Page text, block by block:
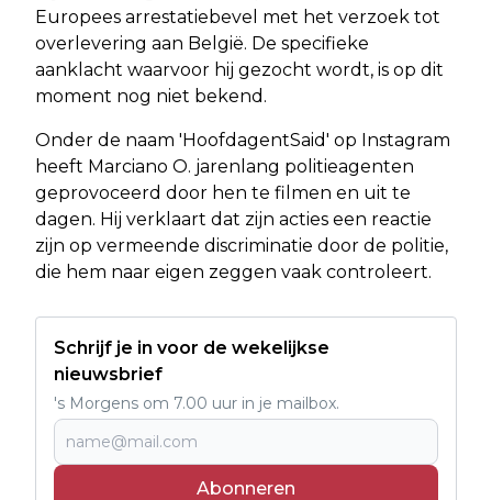
Europees arrestatiebevel met het verzoek tot
overlevering aan België. De specifieke
aanklacht waarvoor hij gezocht wordt, is op dit
moment nog niet bekend.
Onder de naam 'HoofdagentSaid' op Instagram
heeft Marciano O. jarenlang politieagenten
geprovoceerd door hen te filmen en uit te
dagen. Hij verklaart dat zijn acties een reactie
zijn op vermeende discriminatie door de politie,
die hem naar eigen zeggen vaak controleert.
Schrijf je in voor de wekelijkse
nieuwsbrief
's Morgens om 7.00 uur in je mailbox.
Abonneren